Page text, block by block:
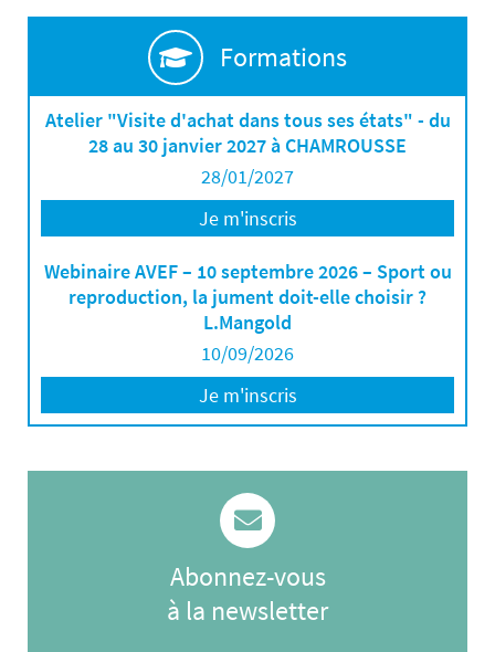
Formations
Atelier "Visite d'achat dans tous ses états" - du
28 au 30 janvier 2027 à CHAMROUSSE
28/01/2027
Je m'inscris
Webinaire AVEF – 10 septembre 2026 – Sport ou
reproduction, la jument doit-elle choisir ?
L.Mangold
10/09/2026
Je m'inscris
Abonnez-vous
à la newsletter